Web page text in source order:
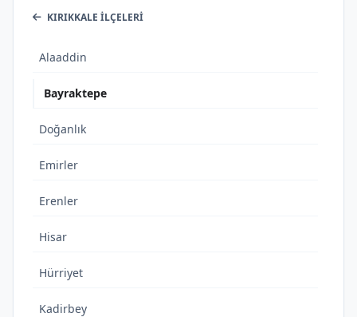
KIRIKKALE İLÇELERI
Alaaddin
Bayraktepe
Doğanlık
Emirler
Erenler
Hisar
Hürriyet
Kadirbey